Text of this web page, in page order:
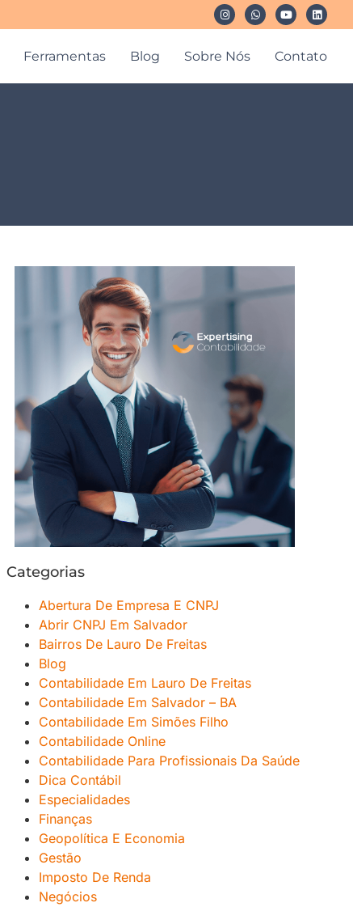
Ferramentas Blog Sobre Nós Contato
Categorias
Abertura De Empresa E CNPJ
Abrir CNPJ Em Salvador
Bairros De Lauro De Freitas
Blog
Contabilidade Em Lauro De Freitas
Contabilidade Em Salvador – BA
Contabilidade Em Simões Filho
Contabilidade Online
Contabilidade Para Profissionais Da Saúde
Dica Contábil
Especialidades
Finanças
Geopolítica E Economia
Gestão
Imposto De Renda
Negócios